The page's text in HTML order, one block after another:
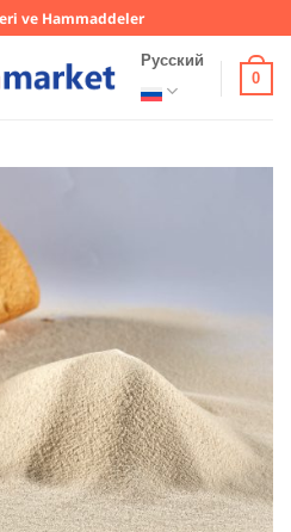
ve Hammaddeler
Русский
0